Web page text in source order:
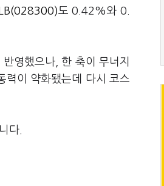
도 0.42%와 0.
영했으나, 한 축이 무너지
력이 약화됐는데 다시 코스
다.